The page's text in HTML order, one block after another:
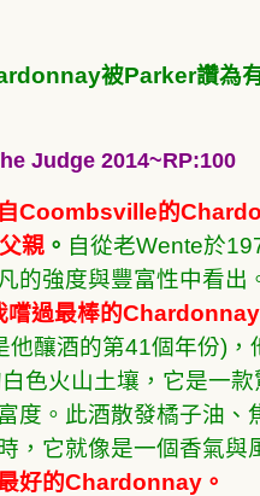
被Parker讚為
Judge 2014~RP:100
Coombsville的
親 。 自從老Wente於
的強度與豐富性中看出
過最棒的Chardonnay
他釀酒的第41個年份)
色火山土壤，它是一
度。此酒散發橘子油
，它就像是一個香氣與
好的Chardonnay。